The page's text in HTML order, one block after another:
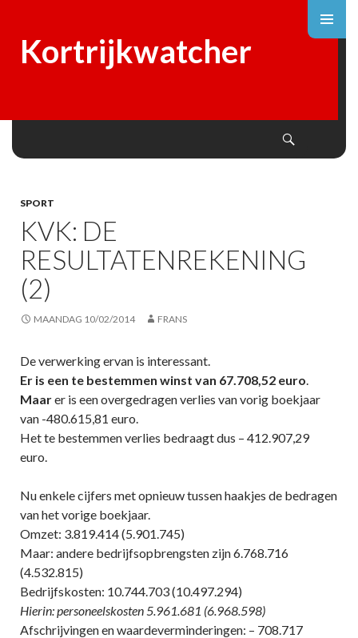
Kortrijkwatcher
SPORT
KVK: DE
RESULTATENREKENING
(2)
MAANDAG 10/02/2014 FRANS
De verwerking ervan is interessant.
Er is een te bestemmen winst van 67.708,52 euro.
Maarer is een overgedragen verlies van vorig boekjaar
van -480.615,81 euro.
Het te bestemmen verlies bedraagt dus – 412.907,29
euro.
Nu enkele cijfers met opnieuw tussen haakjes de bedragen
van het vorige boekjaar.
Omzet: 3.819.414 (5.901.745)
Maar: andere bedrijfsopbrengsten zijn 6.768.716
(4.532.815)
Bedrijfskosten: 10.744.703 (10.497.294)
Hierin: personeelskosten 5.961.681 (6.968.598)
Afschrijvingen en waardeverminderingen: – 708.717